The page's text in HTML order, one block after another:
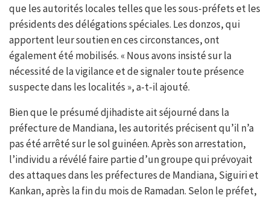
que les autorités locales telles que les sous-préfets et les
présidents des délégations spéciales. Les donzos, qui
apportent leur soutien en ces circonstances, ont
également été mobilisés. « Nous avons insisté sur la
nécessité de la vigilance et de signaler toute présence
suspecte dans les localités », a-t-il ajouté.
Bien que le présumé djihadiste ait séjourné dans la
préfecture de Mandiana, les autorités précisent qu’il n’a
pas été arrêté sur le sol guinéen. Après son arrestation,
l’individu a révélé faire partie d’un groupe qui prévoyait
des attaques dans les préfectures de Mandiana, Siguiri et
Kankan, après la fin du mois de Ramadan. Selon le préfet,